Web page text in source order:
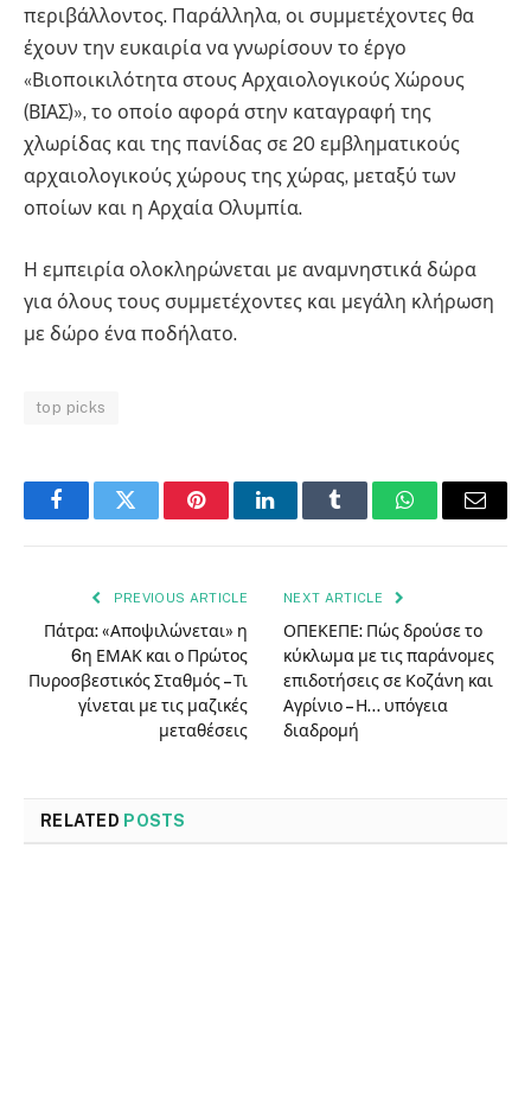
περιβάλλοντος. Παράλληλα, οι συμμετέχοντες θα
έχουν την ευκαιρία να γνωρίσουν το έργο
«Βιοποικιλότητα στους Αρχαιολογικούς Χώρους
(ΒΙΑΣ)», το οποίο αφορά στην καταγραφή της
χλωρίδας και της πανίδας σε 20 εμβληματικούς
αρχαιολογικούς χώρους της χώρας, μεταξύ των
οποίων και η Αρχαία Ολυμπία.
Η εμπειρία ολοκληρώνεται με αναμνηστικά δώρα
για όλους τους συμμετέχοντες και μεγάλη κλήρωση
με δώρο ένα ποδήλατο.
top picks
FacebookTwitter PinterestLinkedInTumblr WhatsAppEmail
PREVIOUS ARTICLE
Πάτρα: «Αποψιλώνεται» η
6η ΕΜΑΚ και ο Πρώτος
Πυροσβεστικός Σταθμός – Τι
γίνεται με τις μαζικές
μεταθέσεις
NEXT ARTICLE
ΟΠΕΚΕΠΕ: Πώς δρούσε το
κύκλωμα με τις παράνομες
επιδοτήσεις σε Κοζάνη και
Αγρίνιο – Η… υπόγεια
διαδρομή
RELATED POSTS